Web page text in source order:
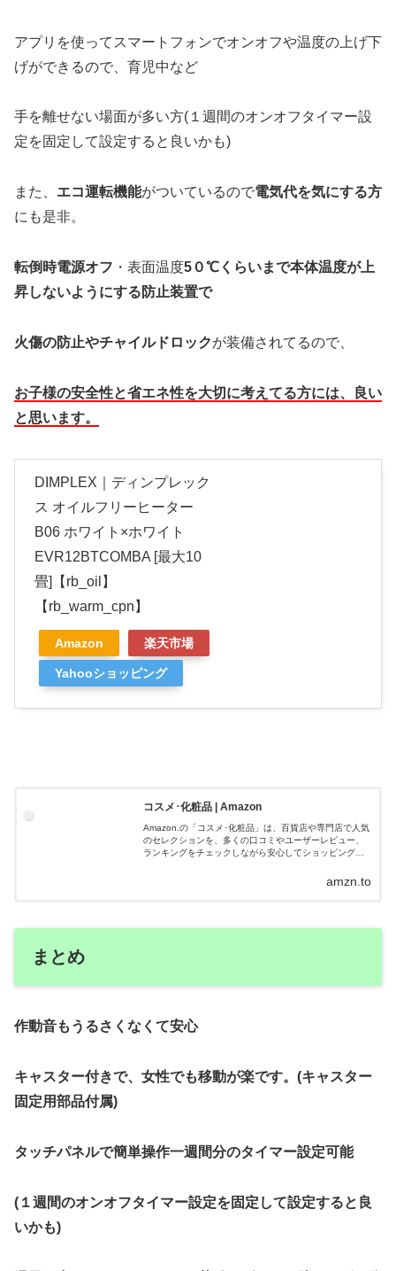
アプリを使ってスマートフォンでオンオフや温度の上げ下
げができるので、育児中など
手を離せない場面が多い方(１週間のオンオフタイマー設
定を固定して設定すると良いかも)
また、 エコ運転機能がついているので電気代を気にする方
にも是非。
転倒時電源オフ ・表面温度5０℃くらいまで本体温度が上
昇しないようにする 防止装置で
火傷の防止やチャイルドロックが装備されてるので、
お子様の安全性と省エネ性を大切に考えてる方には、良い
と思います。
DIMPLEX｜ディンプレック
ス オイルフリーヒーター
B06 ホワイト×ホワイト
EVR12BTCOMBA [最大10
畳]【rb_oil】
【rb_warm_cpn】
Amazon 楽天市場
Yahooショッピング
コスメ･化粧品 | Amazon
Amazon.の「コスメ･化粧品」は、百貨店や専門店で人気
のセレクションを、多くの口コミやユーザーレビュー、
ランキングをチェックしながら安心してショッピングを
もAmazon.co.jpが販売、発送する「コスメ･化粧品」の商
amzn.to
まとめ
作動音もうるさくなくて安心
キャスター付きで、女性でも移動が楽です。(キャスター
固定用部品付属)
タッチパネルで簡単操作一週間分のタイマー設定可能
(１週間のオンオフタイマー設定を固定して設定すると良
いかも)